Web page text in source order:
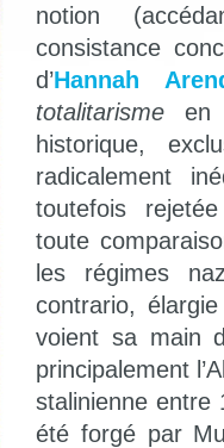
notion
consistance
d’Hannah
totalitarismeen
historique,
radicalement
toutefois
toute
les régimes
contrario,
voient sa main
principalement
stalinienne entre
été forgé par